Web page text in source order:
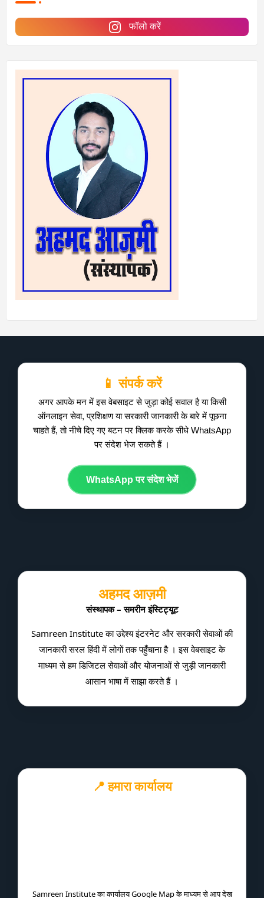
फॉलो करें
📱 संपर्क करें
अगर आपके मन में इस वेबसाइट से जुड़ा कोई सवाल है या किसी
ऑनलाइन सेवा, प्रशिक्षण या सरकारी जानकारी के बारे में पूछना
चाहते हैं, तो नीचे दिए गए बटन पर क्लिक करके सीधे WhatsApp
पर संदेश भेज सकते हैं ।
WhatsApp पर संदेश भेजें
अहमद आज़मी
संस्थापक – समरीन इंस्टिट्यूट
Samreen Institute का उद्देश्य इंटरनेट और सरकारी सेवाओं की
जानकारी सरल हिंदी में लोगों तक पहुँचाना है । इस वेबसाइट के
माध्यम से हम डिजिटल सेवाओं और योजनाओं से जुड़ी जानकारी
आसान भाषा में साझा करते हैं ।
📍 हमारा कार्यालय
Samreen Institute का कार्यालय Google Map के माध्यम से आप देख